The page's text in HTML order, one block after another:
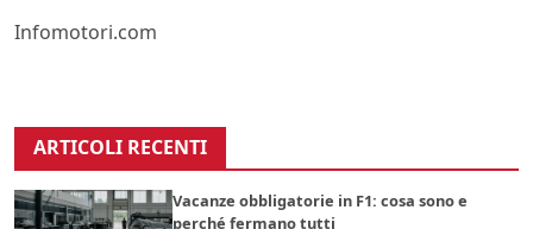
Infomotori.com
ARTICOLI RECENTI
Vacanze obbligatorie in F1: cosa sono e
perché fermano tutti